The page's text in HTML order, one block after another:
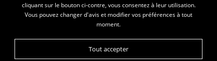
cliquant sur le bouton ci-contre, vous consentez à leur utilisation.
Vous pouvez changer d'avis et modifier vos préférences à tout
moment.
Tout accepter